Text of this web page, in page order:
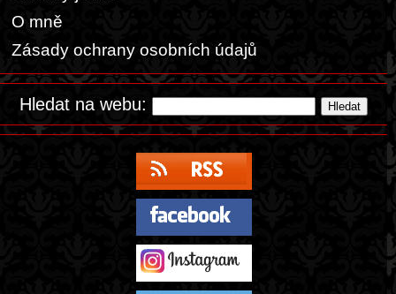
O mně
Zásady ochrany osobních údajů
Hledat na webu: